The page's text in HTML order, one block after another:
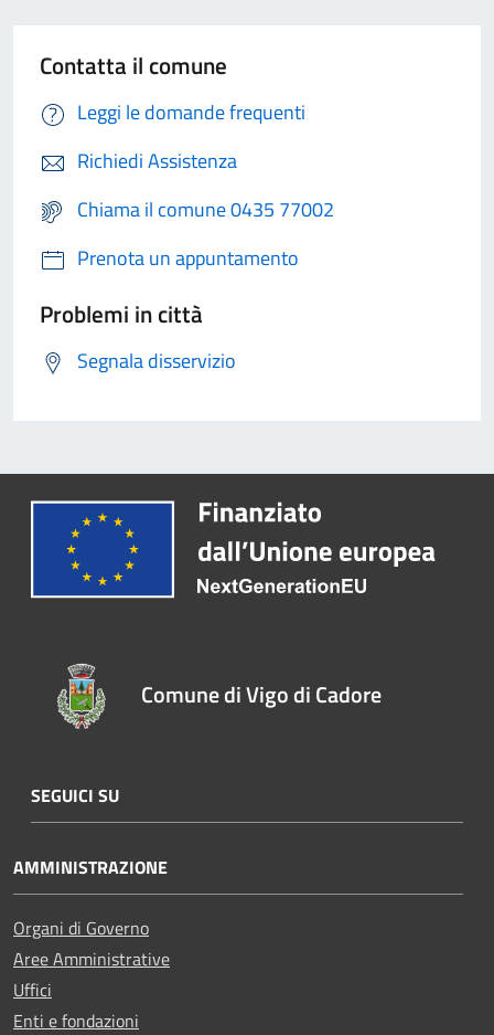
Contatta il comune
Leggi le domande frequenti
Richiedi Assistenza
Chiama il comune 0435 77002
Prenota un appuntamento
Problemi in città
Segnala disservizio
Comune di Vigo di Cadore
SEGUICI SU
AMMINISTRAZIONE
Organi di Governo
Aree Amministrative
Uffici
Enti e fondazioni